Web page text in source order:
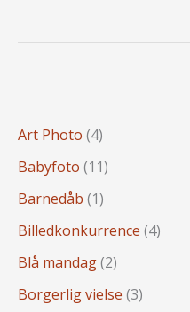
en
Art Photo (4)
Babyfoto (11)
Barnedåb (1)
Billedkonkurrence (4)
Blå mandag(2)
Borgerlig vielse (3)